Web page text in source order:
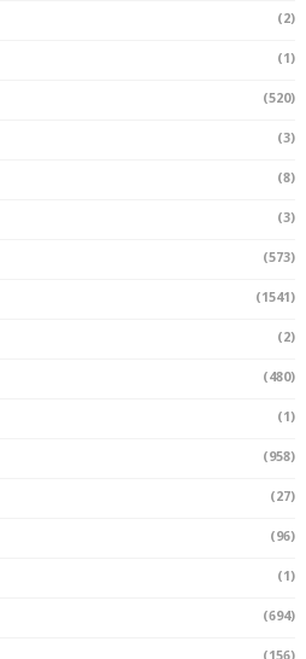
(2)
(1)
(520)
(3)
(8)
(3)
(573)
(1541)
(2)
(480)
(1)
(958)
(27)
(96)
(1)
(694)